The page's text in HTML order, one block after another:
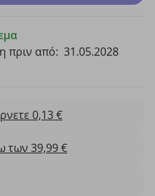
πριν από: 31.05.2028
0,13 €
των 39,99 €